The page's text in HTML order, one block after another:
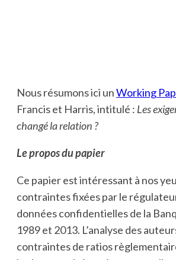
Nous résumons ici unWorking
Francis et Harris, intitulé : Les
changé la relation ?
Le propos du papier
Ce papier est intéressant à nos
contraintes fixées par le
données confidentielles de la
1989 et 2013. L’analyse des
contraintes de ratios